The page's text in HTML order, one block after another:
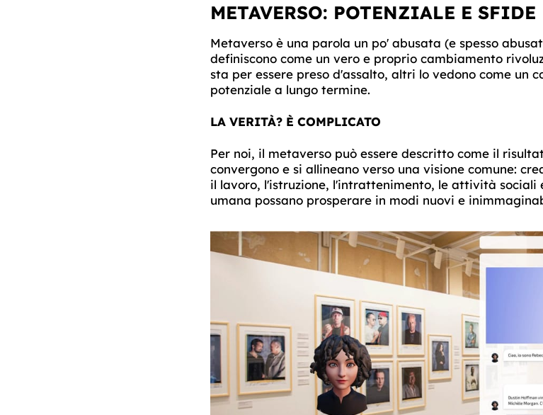
METAVERSO: POTENZIALE E SFIDE
Metaverso è una parola un po' abusata (e spesso
definiscono come un vero e proprio cambiamento
sta per essere preso d'assalto, altri lo vedono come un
potenziale a lungo termine.
LA VERITÀ? È COMPLICATO
Per noi, il metaverso può essere descritto come il
convergono e si allineano verso una visione comune:
il lavoro, l'istruzione, l'intrattenimento, le attività
umana possano prosperare in modi nuovi e